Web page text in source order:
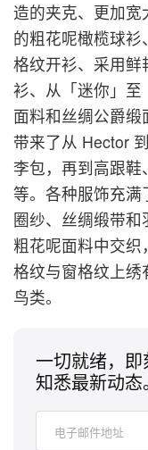
造的夹克、更加
的粗花呢橄榄球
格纹开衫、采用
衫、从「迷你」
面料和丝绸公爵缎
带来了从 Hector
李包，再到高跟
等。各种服饰充
圈纱、丝绸缎带
粗花呢面料中交
格纹与窗格纹上
鸟类。
一切就绪，
知悉最新动态。